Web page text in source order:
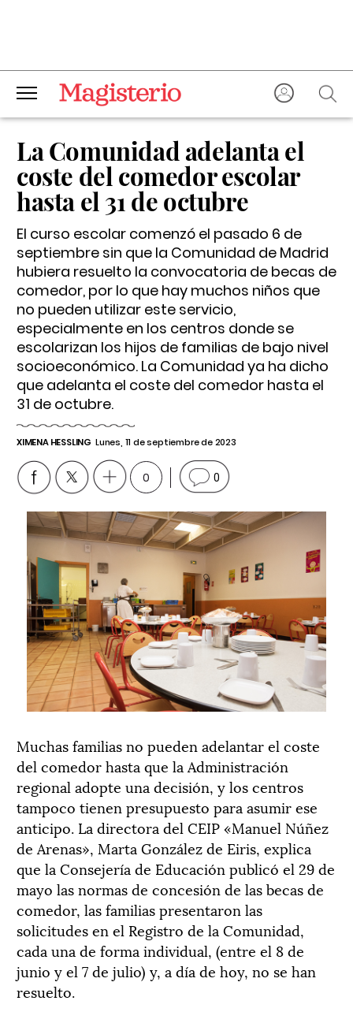
La Comunidad adelanta el
coste del comedor escolar
hasta el 31 de octubre
El curso escolar comenzó el pasado 6 de
septiembre sin que la Comunidad de Madrid
hubiera resuelto la convocatoria de becas de
comedor, por lo que hay muchos niños que
no pueden utilizar este servicio,
especialmente en los centros donde se
escolarizan los hijos de familias de bajo nivel
socioeconómico. La Comunidad ya ha dicho
que adelanta el coste del comedor hasta el
31 de octubre.
XIMENA HESSLING Lunes, 11 de septiembre de 2023
0 0
Muchas familias no pueden adelantar el coste
del comedor hasta que la Administración
regional adopte una decisión, y los centros
tampoco tienen presupuesto para asumir ese
anticipo. La directora del CEIP «Manuel Núñez
de Arenas», Marta González de Eiris, explica
que la Consejería de Educación publicó el 29 de
mayo las normas de concesión de las becas de
comedor, las familias presentaron las
solicitudes en el Registro de la Comunidad,
cada una de forma individual, (entre el 8 de
junio y el 7 de julio) y, a día de hoy, no se han
resuelto.